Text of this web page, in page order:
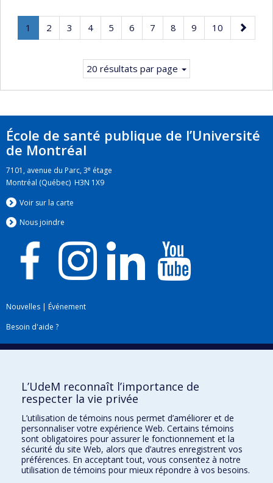
Page
1
Page
Page
2 Page
3 Page
4 Page
5 Page
6 Page
7 Page
8 Page
9 Page
10
Page
suivante
20 résultats par page
École de santé publique de l’Université
de Montréal
7101, avenue du Parc, 3e étage
Montréal (Québec) H3N 1X9
Voir sur la carte
Nous joindre
Nouvelles | Événement
Besoin d'aide ?
Plan du site|Accessibilité
Téléchargez les logos de l'ESPUM
L’UdeM reconnaît l’importance de
respecter la vie privée
L’utilisation de témoins nous permet d’améliorer et de
personnaliser votre expérience Web. Certains témoins
sont obligatoires pour assurer le fonctionnement et la
sécurité du site Web, alors que d’autres enregistrent vos
préférences. En acceptant tout, vous consentez à notre
utilisation de témoins pour mieux répondre à vos besoins.